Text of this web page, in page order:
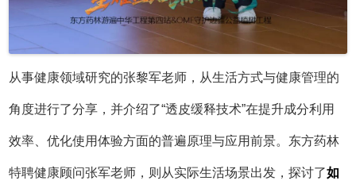
从事健康领域研究的张黎军老师，从生活方式与健康管理的
角度进行了分享，并介绍了“透皮缓释技术”在提升成分利用
效率、优化使用体验方面的普遍原理与应用前景。东方药林
特聘健康顾问张军老师，则从实际生活场景出发，探讨了如